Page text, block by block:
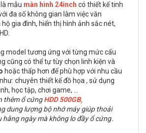
mẫu màn hình 24inch có thiết kế tinh
đa số không gian làm việc văn
gia đình, hiển thị hình ảnh sắc nét,
model tương ứng với từng mức cấu
cũng có thể tự tùy chọn linh kiện và
hoặc thấp hơn để phù hợp với nhu cầu
chuyên thiết kế đồ họa , sử dụng
học tập, chơi game, ...
thêm ổ cứngHDD 500GB,
dung lượng bộ nhớ máy giúp thoải
ngày mà không lo đầy ổ cứng .